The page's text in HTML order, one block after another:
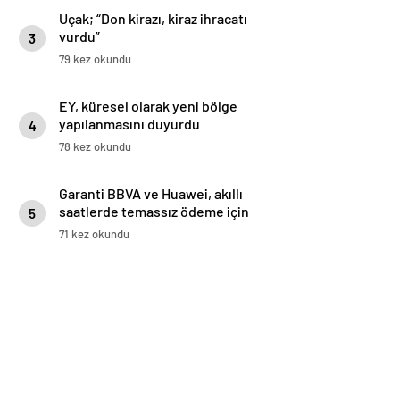
3
Uçak; “Don kirazı, kiraz ihracatı
vurdu”
79 kez okundu
4
EY, küresel olarak yeni bölge
yapılanmasını duyurdu
78 kez okundu
5
Garanti BBVA ve Huawei, akıllı
saatlerde temassız ödeme için
iş birliği yaptı: Huawei WATCH
71 kez okundu